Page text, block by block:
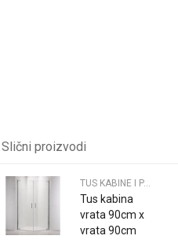
Slični proizvodi
TUS KABINE I PARAVANI
Tus kabina
vrata 90cm x
vrata 90cm